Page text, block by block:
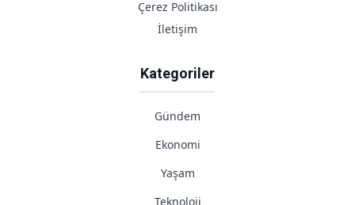
Çerez Politikası
İletişim
Kategoriler
Gündem
Ekonomi
Yaşam
Teknoloji